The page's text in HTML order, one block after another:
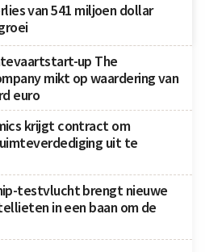
van 541 miljoen dollar
up The
mikt op waardering van
euro
krijgt contract om
uit te
testvlucht brengt nieuwe
in een baan om de